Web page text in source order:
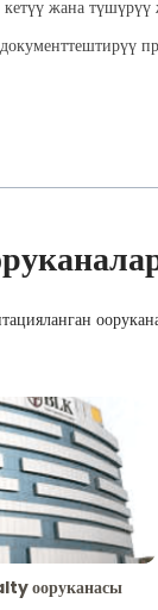
жана түшүрүү
ооруканасы